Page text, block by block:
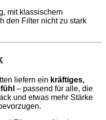
mit klassischem
den Filter nicht zu stark
liefern ein kräftiges,
– passend für alle, die
und etwas mehr Stärke